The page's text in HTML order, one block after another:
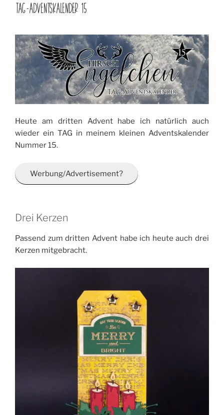
AM
TAG-ADVENTSKALENDER 15
Heute am dritten Advent habe ich natürlich auch
wieder ein TAG in meinem kleinen Adventskalender
Nummer 15.
Werbung/Advertisement?
Drei Kerzen
Passend zum dritten Advent habe ich heute auch drei
Kerzen mitgebracht.